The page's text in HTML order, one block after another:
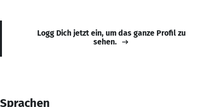
Logg Dich jetzt ein, um das ganze Profil zu
sehen.
Sprachen